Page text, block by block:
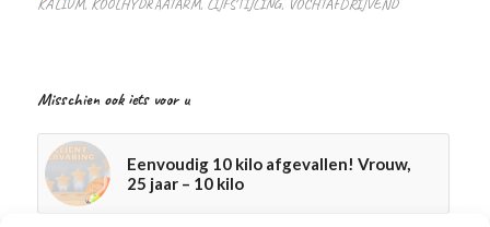
Misschien ook iets voor u
Eenvoudig 10 kilo afgevallen! Vrouw,
25 jaar – 10 kilo